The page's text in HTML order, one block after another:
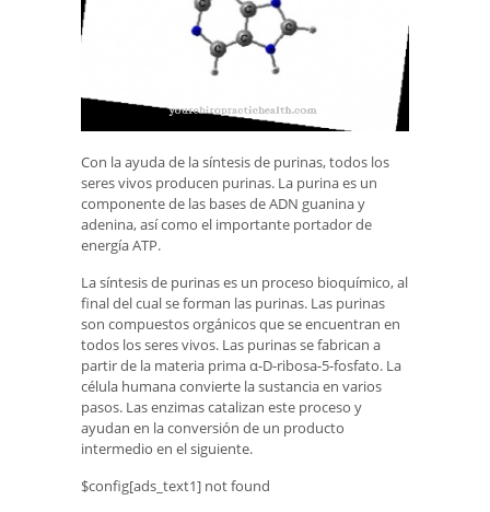
Con la ayuda de la síntesis de purinas, todos los
seres vivos producen purinas. La purina es un
componente de las bases de ADN guanina y
adenina, así como el importante portador de
energía ATP.
La síntesis de purinas es un proceso bioquímico, al
final del cual se forman las purinas. Las purinas
son compuestos orgánicos que se encuentran en
todos los seres vivos. Las purinas se fabrican a
partir de la materia prima α-D-ribosa-5-fosfato. La
célula humana convierte la sustancia en varios
pasos. Las enzimas catalizan este proceso y
ayudan en la conversión de un producto
intermedio en el siguiente.
$config[ads_text1] not found